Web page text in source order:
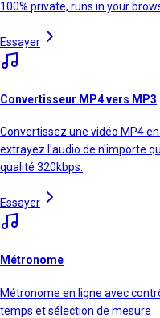
100% private, runs in your
Essayer
Convertisseur MP4 vers MP3
Convertissez une vidéo MP4
extrayez l'audio de n'importe
qualité 320kbps.
Essayer
Métronome
Métronome en ligne avec
temps et sélection de mesure